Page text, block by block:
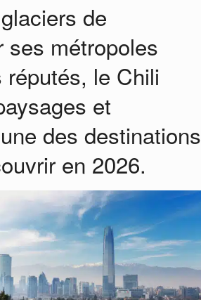
de
ses métropoles
le Chili
et
des destinations
en 2026.